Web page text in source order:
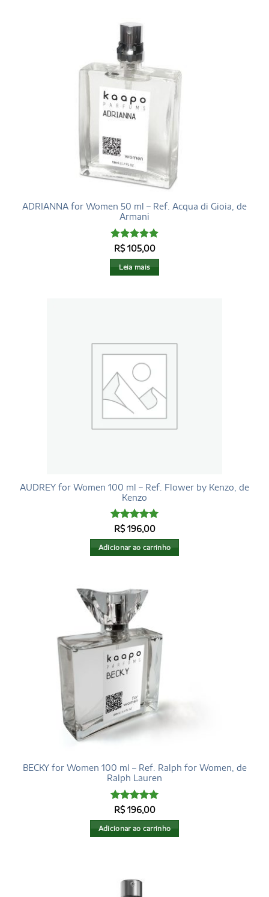
ADRIANNA for Women 50 ml – Ref. Acqua di Gioia, de
Armani
Avaliação5
de 5
R$105,00
Leia mais
AUDREY for Women 100 ml – Ref. Flower by Kenzo, de
Kenzo
Avaliação5
de 5
R$196,00
Adicionar ao carrinho
BECKY for Women 100 ml – Ref. Ralph for Women, de
Ralph Lauren
Avaliação5
de 5
R$196,00
Adicionar ao carrinho